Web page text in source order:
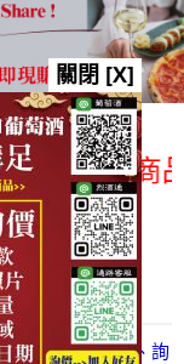
酒類商品
】線上選酒、詢
關閉 [X]